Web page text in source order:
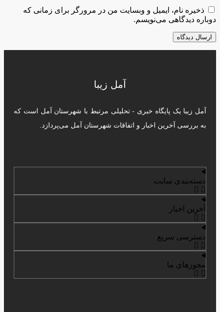
ذخیره نام، ایمیل و وبسایت من در مرورگر برای زمانی که
دوباره دیدگاهی می‌نویسم.
آمل زیبا
آمل زیبا یک پایگاه خبری - تحلیلی مرتبط با شهرستان آمل است که
به بررسی آخرین اخبار و اتفاقات شهرستان آمل می‌پردازد.
دسته‌بندی سایت
آخرین اخبار
دسترسی سریع
مجوزهای ما